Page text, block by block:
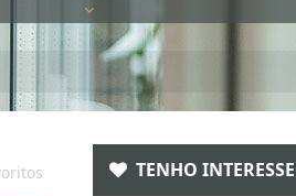
TENHO INTERESSE